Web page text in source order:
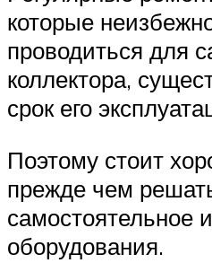
которые
проводиться для
коллектора,
срок его
Поэтому стоит
прежде чем
самостоятельное
оборудования.